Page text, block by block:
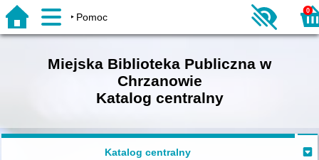
Pomoc
0
Miejska Biblioteka Publiczna w
Chrzanowie
Katalog centralny
Katalog centralny